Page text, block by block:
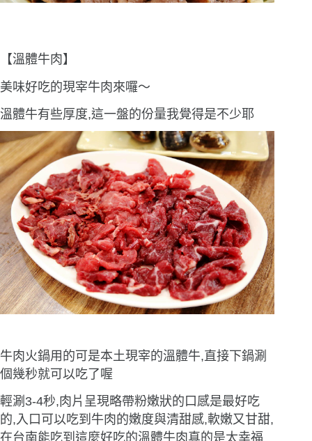
【溫體牛肉】
美味好吃的現宰牛肉來囉〜
溫體牛有些厚度,這一盤的份量我覺得是不少耶
牛肉火鍋用的可是本土現宰的溫體牛,直接下鍋涮
個幾秒就可以吃了喔
輕涮3-4秒,肉片呈現略帶粉嫩狀的口感是最好吃
的,入口可以吃到牛肉的嫩度與清甜感,軟嫩又甘甜,
在台南能吃到這麼好吃的溫體牛肉真的是太幸福